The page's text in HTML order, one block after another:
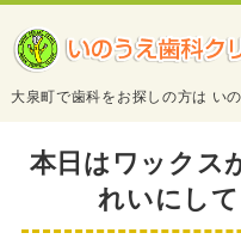
大泉町で歯科をお探しの方は い
トップページ
診療案内
本日はワックス
れいにして